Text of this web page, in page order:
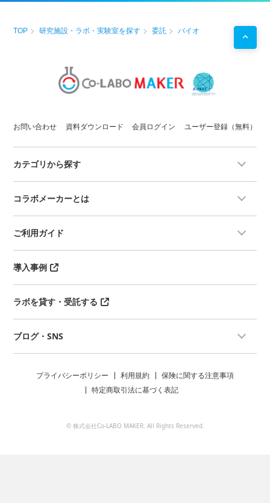
☆噴霧して利用する製品の評価
被験物質が呼吸器から入ることを想
定した試験です。被験物質を鼻部暴
【試験施設の特徴】
で、医薬品も安心して試験できま
製品特性に合わせて試験内容をご提
案致します。
品、医薬品、医薬部外品、工業製
露した後、急性毒性症状の発現と用
【使用動物】
（訓化）5日以上
＊2 種類の試験法（従来法および C
× t 法）があり、複数の暴露時間で
の評価が必要な規制ニーズまたは科
被験物質を鼻部に4時間暴露しま
TOP 研究施設・ラボ・実験室を探す 委託 バイオ
お問い合わせ 資料ダウンロード 会員ログイン ユーザー登録（無料）
カテゴリから探す
コラボメーカーとは
ご利用ガイド
導入事例
ラボを貸す・受託する
ブログ・SNS
プライバシーポリシー 利用規約
保険に関する注意事項
特定商取引法に基づく表記
© 株式会社Co-LABO MAKER. All Rights Reserved.